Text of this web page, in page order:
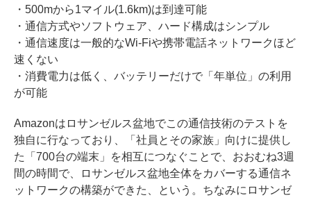
・500mから1マイル(1.6km)は到達可能
・通信方式やソフトウェア、ハード構成はシンプル
・通信速度は一般的なWi-Fiや携帯電話ネットワークほど
速くない
・消費電力は低く、バッテリーだけで「年単位」の利用
が可能
Amazonはロサンゼルス盆地でこの通信技術のテストを
独自に行なっており、「社員とその家族」向けに提供し
た「700台の端末」を相互につなぐことで、おおむね3週
間の時間で、ロサンゼルス盆地全体をカバーする通信ネ
ットワークの構築ができた、という。ちなみにロサンゼ